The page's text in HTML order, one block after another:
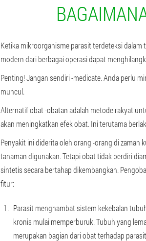
Ketika mikroorganisme parasit terdeteksi
modern dari berbagai operasi dapat
Penting! Jangan sendiri -medicate. Anda perlu
muncul.
Alternatif obat -obatan adalah metode rakyat
akan meningkatkan efek obat. Ini terutama
Penyakit ini diderita oleh orang -orang di zaman
tanaman digunakan. Tetapi obat tidak berdiri
sintetis secara bertahap dikembangkan.
fitur:
Parasit menghambat sistem kekebalan
kronis mulai memperburuk. Tubuh yang
merupakan bagian dari obat terhadap